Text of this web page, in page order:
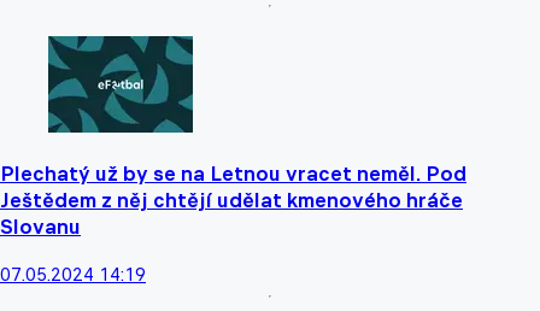
Plechatý už by se na Letnou vracet neměl. Pod
Ještědem z něj chtějí udělat kmenového hráče
Slovanu
07.05.2024 14:19